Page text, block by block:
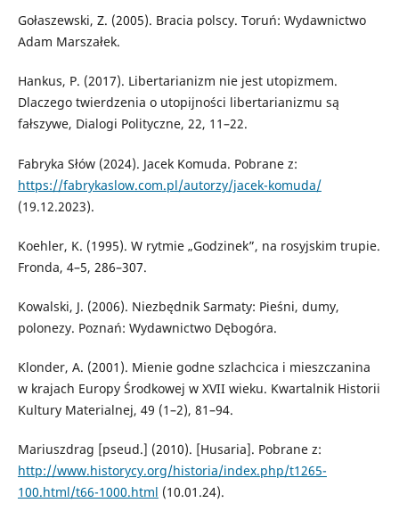
Gołaszewski, Z. (2005). Bracia polscy. Toruń: Wydawnictwo
Adam Marszałek.
Hankus, P. (2017). Libertarianizm nie jest utopizmem.
Dlaczego twierdzenia o utopijności libertarianizmu są
fałszywe, Dialogi Polityczne, 22, 11–22.
Fabryka Słów (2024). Jacek Komuda. Pobrane z:
https://fabrykaslow.com.pl/autorzy/jacek-komuda/
(19.12.2023).
Koehler, K. (1995). W rytmie „Godzinek”, na rosyjskim trupie.
Fronda, 4–5, 286–307.
Kowalski, J. (2006). Niezbędnik Sarmaty: Pieśni, dumy,
polonezy. Poznań: Wydawnictwo Dębogóra.
Klonder, A. (2001). Mienie godne szlachcica i mieszczanina
w krajach Europy Środkowej w XVII wieku. Kwartalnik Historii
Kultury Materialnej, 49 (1–2), 81–94.
Mariuszdrag [pseud.] (2010). [Husaria]. Pobrane z:
http://www.historycy.org/historia/index.php/t1265-
100.html/t66-1000.html (10.01.24).